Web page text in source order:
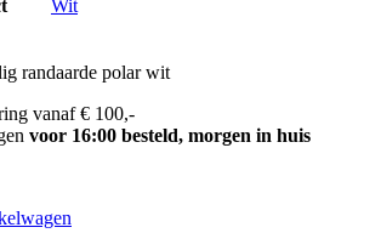
Wit
randaarde polar wit
vanaf € 100,-
voor 16:00 besteld, morgen in huis